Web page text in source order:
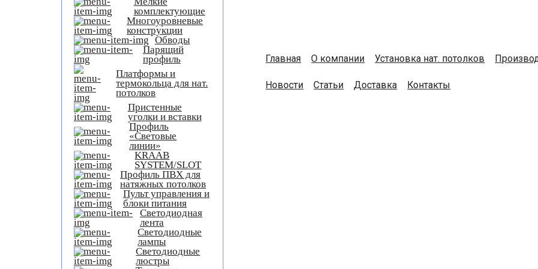
комплектующие
Многоуровневые
конструкции
Обводы
Парящий
профиль
Платформы и
термокольца для нат.
потолков
Пристенные
уголки и вставки
Профиль
«Световые
линии»
KRAAB
SYSTEM/SLOT
Профиль ПВХ для
натяжных потолков
Пульт управления и
блоки питания
Светодиодная
лента
Светодиодные
лампы
Светодиодные
люстры
Главная О компании Установка нат. потолков
Новости Статьи Доставка Контакты